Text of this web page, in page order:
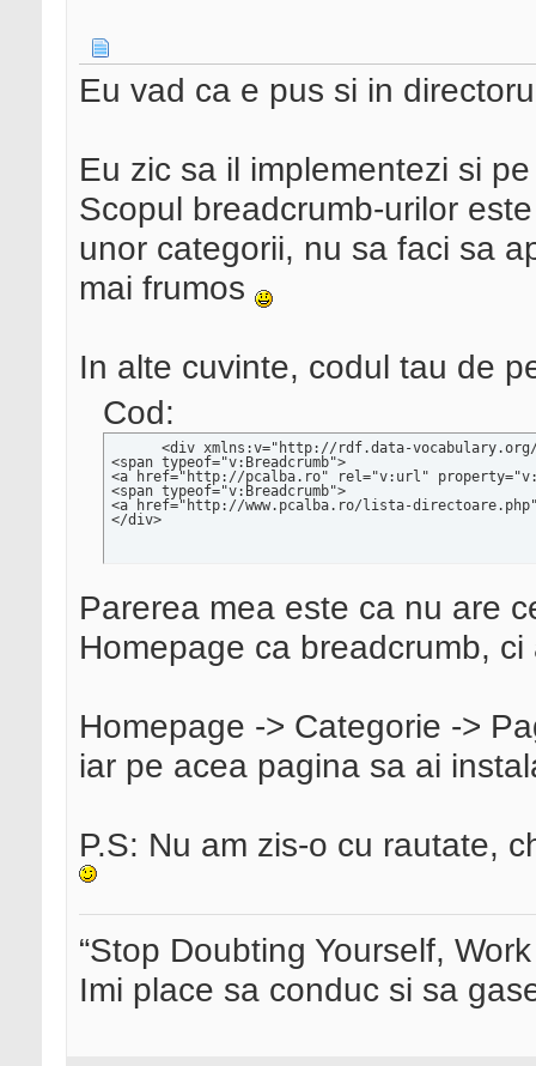
Eu vad ca e pus si in
Eu zic sa il implementezi si
Scopul breadcrumb-urilor
unor categorii, nu sa faci sa
mai frumos
In alte cuvinte, codul tau de
Cod:
<div xmlns:v="http://rdf.data-
<span typeof="v:Breadcrumb">
<a href="http://pcalba.ro" rel="v:url"
<span typeof="v:Breadcrumb">
<a href="http://www.pcalba.ro/lista-
</div>
Parerea mea este ca nu are
Homepage ca breadcrumb,
Homepage -> Categorie ->
iar pe acea pagina sa ai
P.S: Nu am zis-o cu rautate,
“Stop Doubting Yourself,
Imi place sa conduc si sa